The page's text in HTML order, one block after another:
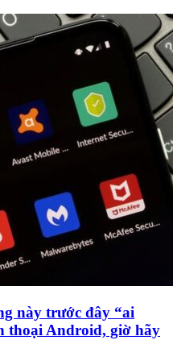
này trước đây “ai
thoại Android, giờ hãy